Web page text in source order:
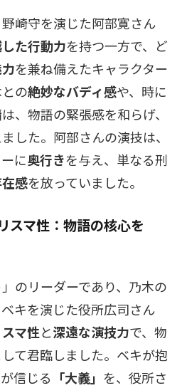
崎守を演じた阿部寛さん
た行動力を持つ一方で、ど
を兼ね備えたキャラクター
の絶妙なバディ感や、時に
は、物語の緊張感を和らげ、
した。阿部さんの演技は、
に奥行きを与え、単なる刑
感を放っていました。
スマ性：物語の核心を
のリーダーであり、乃木の
キを演じた役所広司さん
マ性と深遠な演技力で、物
して君臨しました。ベキが抱
信じる 「大義」 を、役所さ